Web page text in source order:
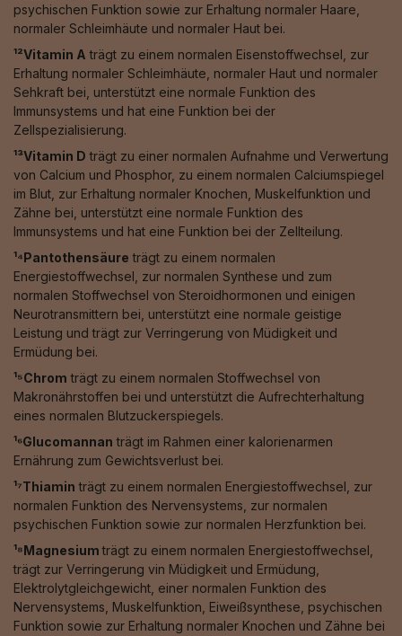
psychischen Funktion sowie zur Erhaltung normaler Haare,
normaler Schleimhäute und normaler Haut bei.
¹²Vitamin A trägt zu einem normalen Eisenstoffwechsel, zur
Erhaltung normaler Schleimhäute, normaler Haut und normaler
Sehkraft bei, unterstützt eine normale Funktion des
Immunsystems und hat eine Funktion bei der
Zellspezialisierung.
¹³Vitamin D trägt zu einer normalen Aufnahme und Verwertung
von Calcium und Phosphor, zu einem normalen Calciumspiegel
im Blut, zur Erhaltung normaler Knochen, Muskelfunktion und
Zähne bei, unterstützt eine normale Funktion des
Immunsystems und hat eine Funktion bei der Zellteilung.
¹⁴Pantothensäure trägt zu einem normalen
Energiestoffwechsel, zur normalen Synthese und zum
normalen Stoffwechsel von Steroidhormonen und einigen
Neurotransmittern bei, unterstützt eine normale geistige
Leistung und trägt zur Verringerung von Müdigkeit und
Ermüdung bei.
¹⁵Chrom trägt zu einem normalen Stoffwechsel von
Makronährstoffen bei und unterstützt die Aufrechterhaltung
eines normalen Blutzuckerspiegels.
¹⁶Glucomannan trägt im Rahmen einer kalorienarmen
Ernährung zum Gewichtsverlust bei.
¹⁷Thiamin trägt zu einem normalen Energiestoffwechsel, zur
normalen Funktion des Nervensystems, zur normalen
psychischen Funktion sowie zur normalen Herzfunktion bei.
¹⁸Magnesiumträgt zu einem normalen Energiestoffwechsel,
trägt zur Verringerung vin Müdigkeit und Ermüdung,
Elektrolytgleichgewicht, einer normalen Funktion des
Nervensystems, Muskelfunktion, Eiweißsynthese, psychischen
Funktion sowie zur Erhaltung normaler Knochen und Zähne bei